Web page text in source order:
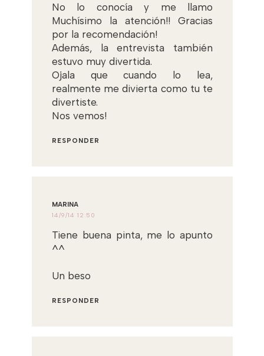
No lo conocía y me llamo
Muchísimo la atención!! Gracias
por la recomendación!
Además, la entrevista también
estuvo muy divertida.
Ojala que cuando lo lea,
realmente me divierta como tu te
divertiste.
Nos vemos!
RESPONDER
MARINA
14/9/14 12:50
Tiene buena pinta, me lo apunto
^^
Un beso
RESPONDER